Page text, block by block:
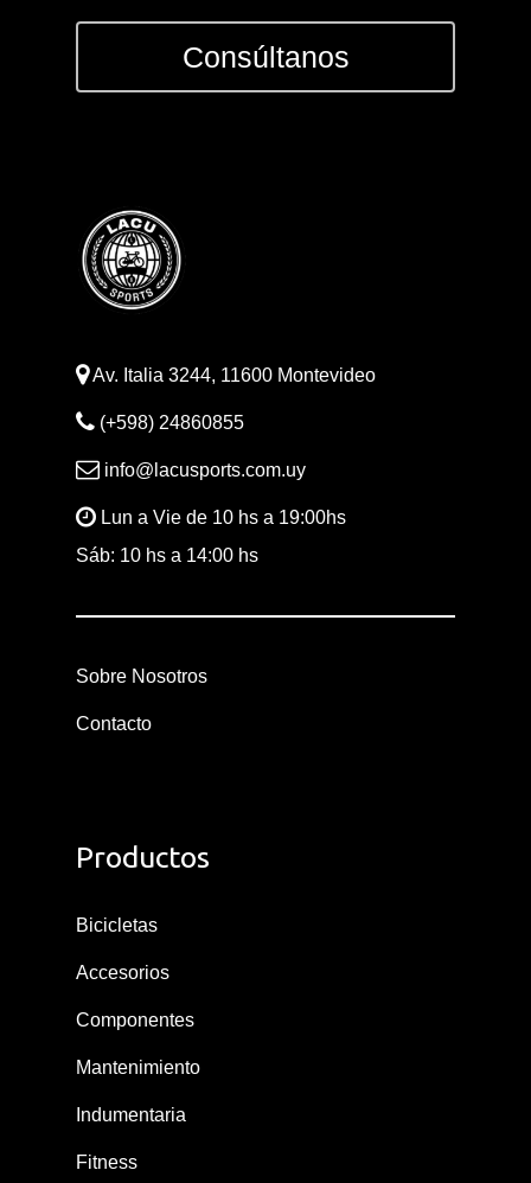
Consúltanos
Av. Italia 3244, 11600 Montevideo
(+598) 24860855
info@lacusports.com.uy
Lun a Vie de 10 hs a 19:00hs
Sáb: 10 hs a 14:00 hs
Sobre Nosotros
Contacto
Productos
Bicicletas
Accesorios
Componentes
Mantenimiento
Indumentaria
Fitness
DEPORTES